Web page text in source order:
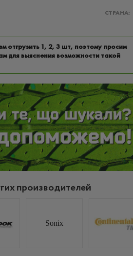
СТРАНА:
отгрузить 1, 2, 3 шт, поэтому просим
для выяснения возможности такой
производителей
Sonix